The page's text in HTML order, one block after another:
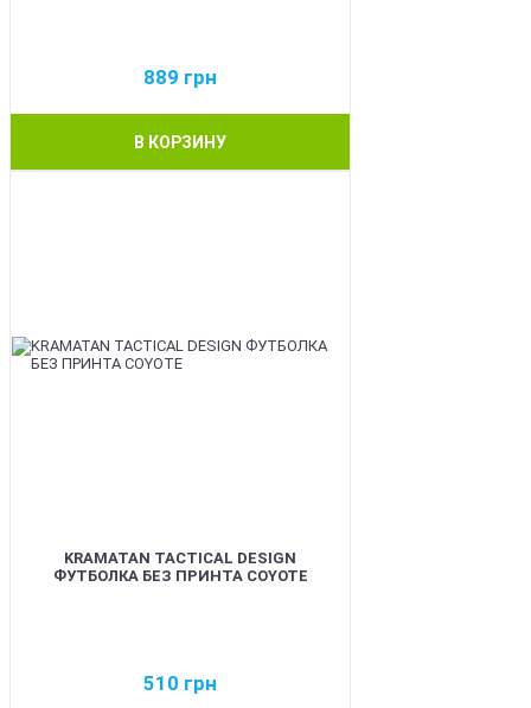
889 грн
В КОРЗИНУ
KRAMATAN TACTICAL DESIGN
ФУТБОЛКА БЕЗ ПРИНТА COYOTE
510 грн